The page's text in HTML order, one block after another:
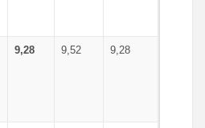
9,28 9,52 9,28